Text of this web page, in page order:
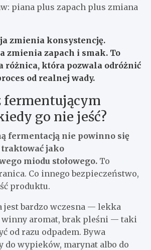
piana plus zapach plus zmiana
zmienia konsystencję.
zmienia zapach i smak. To
różnica, która pozwala odróżnić
od realnej wady.
fermentującym
go nie jeść?
fermentacją nie powinno się
traktować jako
miodu stołowego. To
Co innego bezpieczeństwo,
produktu.
jest bardzo wczesna — lekka
aromat, brak pleśni — taki
od razu odpadem. Bywa
do wypieków, marynat albo do